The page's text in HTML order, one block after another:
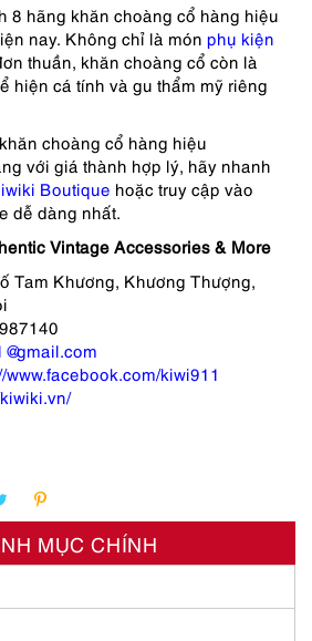
8 hãng khăn choàng cổ hàng hiệu
nay. Không chỉ là món phụ kiện
thuần, khăn choàng cổ còn là
hiện cá tính và gu thẩm mỹ riêng
choàng cổ hàng hiệu
với giá thành hợp lý, hãy nhanh
Boutique hoặc truy cập vào
dễ dàng nhất.
Vintage Accessories & More
Tam Khương, Khương Thượng,
www.facebook.com/kiwi911
MỤC CHÍNH